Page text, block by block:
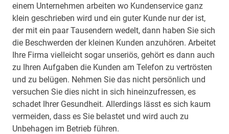
einem Unternehmen arbeiten wo Kundenservice ganz
klein geschrieben wird und ein guter Kunde nur der ist,
der mit ein paar Tausendern wedelt, dann haben Sie sich
die Beschwerden der kleinen Kunden anzuhören. Arbeitet
Ihre Firma vielleicht sogar unseriös, gehört es dann auch
zu Ihren Aufgaben die Kunden am Telefon zu vertrösten
und zu belügen. Nehmen Sie das nicht persönlich und
versuchen Sie dies nicht in sich hineinzufressen, es
schadet Ihrer Gesundheit. Allerdings lässt es sich kaum
vermeiden, dass es Sie belastet und wird auch zu
Unbehagen im Betrieb führen.